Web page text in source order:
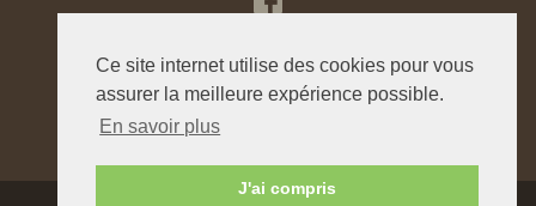
Ce site internet utilise des cookies pour vous
assurer la meilleure expérience possible.
En savoir plus
J'ai compris
NEWSLETTER
Pour vous tenir informé de notre actualité